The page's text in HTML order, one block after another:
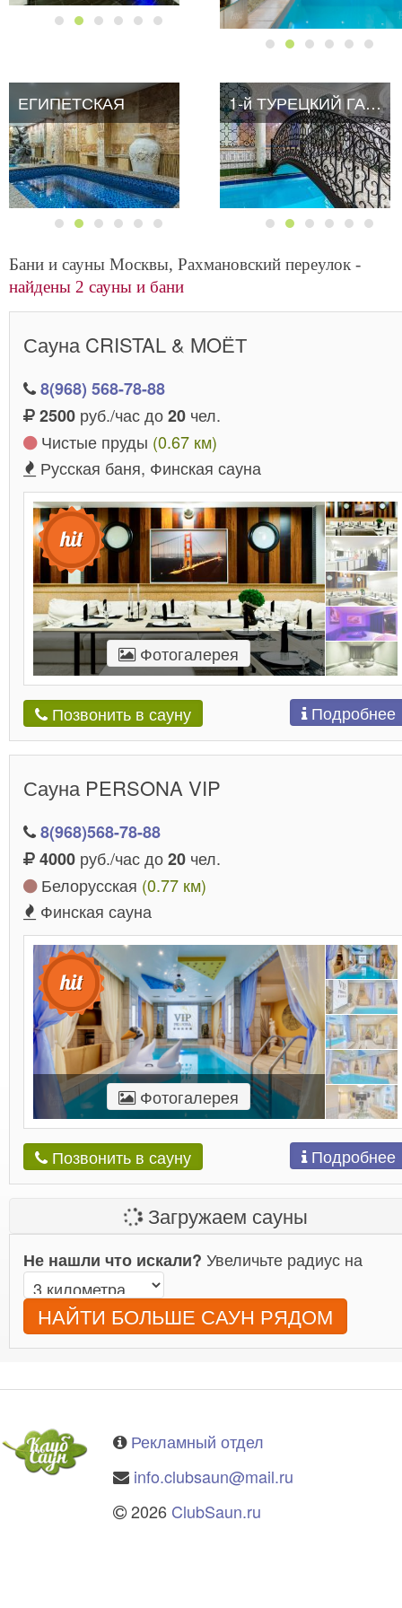
ЕГИПЕТСКАЯ
ЕГИПЕТСКАЯ 1-й ТУРЕЦКИЙ ГАМБИТ
Бани и сауны Москвы, Рахмановский переулок -
найдены 2 сауны и бани
Сауна CRISTAL & MOЁТ
8(968) 568-78-88
2500 руб./час до20 чел.
Чистые пруды (0.67 км)
Русская баня, Финская сауна
Фотогалерея
Позвонить в сауну Подробнее
Сауна PERSONA VIP
8(968)568-78-88
4000 руб./час до20 чел.
Белорусская (0.77 км)
Финская сауна
Фотогалерея
Позвонить в сауну Подробнее
Загружаем сауны
Не нашли что искали? Увеличьте радиус на
НАЙТИ БОЛЬШЕ САУН РЯДОМ
Рекламный отдел
info.clubsaun@mail.ru
2026 ClubSaun.ru